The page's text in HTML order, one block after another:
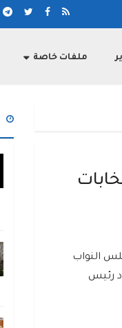
ملفات خاصة
رئيس مجلس النواب
رئيس